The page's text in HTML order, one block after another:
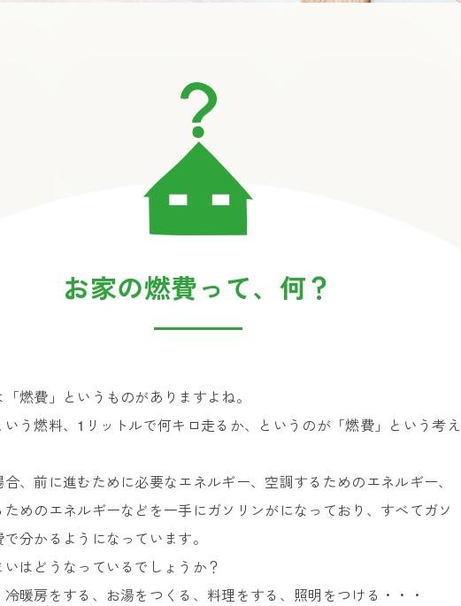
お家の燃費って、何？
燃費」というものがありますよね。
う燃料、1リットルで何キロ走るか、というのが「燃費」という考え
、前に進むために必要なエネルギー、空調するためのエネルギー、
めのエネルギーなどを一手にガソリンがになっており、すべてガソ
分かるようになっています。
はどうなっているでしょうか？
暖房をする、お湯をつくる、料理をする、照明をつける・・・